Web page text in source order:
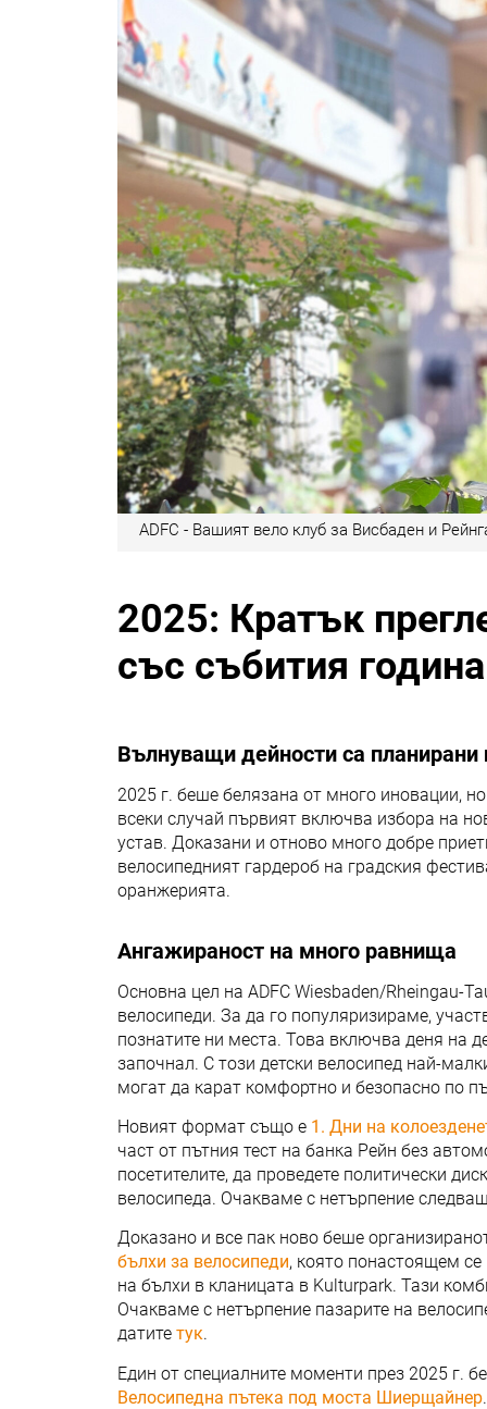
ADFC - Вашият вело клуб за Висбаден и
2025: Кратък
със събития година
Вълнуващи дейности са
2025 г. беше белязана от много иновации,
всеки случай първият включва избора на
устав. Доказани и отново много добре
велосипедният гардероб на градския
оранжерията.
Ангажираност на много равнища
Основна цел на ADFC Wiesbaden/Rheingau-
велосипеди. За да го популяризираме,
познатите ни места. Това включва деня на
започнал. С този детски велосипед най-
могат да карат комфортно и безопасно по
Новият формат също е 1. Дни на
част от пътния тест на банка Рейн без
посетителите, да проведете политически
велосипеда. Очакваме с нетърпение
Доказано и все пак ново беше
бълхи за велосипеди, която понастоящем
на бълхи в кланицата в Kulturpark. Тази
Очакваме с нетърпение пазарите на
датите тук.
Един от специалните моменти през 2025 г.
Велосипедна пътека под моста Шиерщайнер.